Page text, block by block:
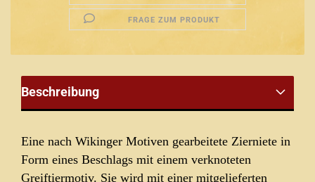
FRAGE ZUM PRODUKT
Beschreibung
Eine nach Wikinger Motiven gearbeitete Zierniete in
Form eines Beschlags mit einem verknoteten
Greiftiermotiv. Sie wird mit einer mitgelieferten